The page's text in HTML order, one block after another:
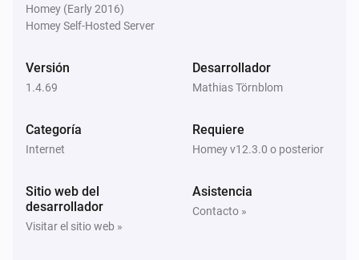
Homey (Early 2016)
Homey Self-Hosted Server
Versión
1.4.69
Desarrollador
Mathias Törnblom
Categoría
Internet
Requiere
Homey v12.3.0 o posterior
Sitio web del
desarrollador
Visitar el sitio web »
Asistencia
Contacto »